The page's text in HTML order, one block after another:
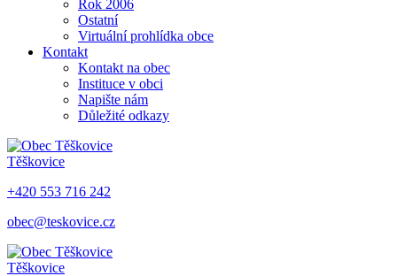
Rok 2006
Ostatní
Virtuální prohlídka obce
Kontakt
Kontakt na obec
Instituce v obci
Napište nám
Důležité odkazy
Těškovice
+420 553 716 242
obec@teskovice.cz
Těškovice